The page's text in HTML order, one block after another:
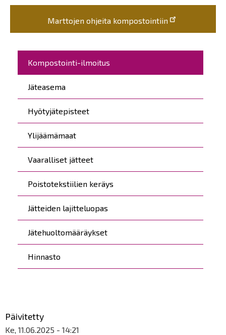
Päävalikko
Kompostointi-ilmoitus
Jäteasema
Hyötyjätepisteet
Ylijäämämaat
Vaaralliset jätteet
Poistotekstiilien keräys
Jätteiden lajitteluopas
Jätehuoltomääräykset
Hinnasto
Marttojen ohjeita kompostointiin
Päivitetty
Ke, 11.06.2025 - 14:21